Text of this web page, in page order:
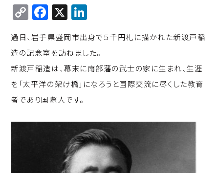
C
o
p
y
Li
n
k
F
a
c
e
b
o
o
k
X
n
k
e
d
I
過日、岩手県盛岡市出身で５千円札に描かれた新渡戸稲
造の記念室を訪ねました。
新渡戸稲造は、幕末に南部藩の武士の家に生まれ、生涯
を「太平洋の架け橋」になろうと国際交流に尽くした教育
者であり国際人です。